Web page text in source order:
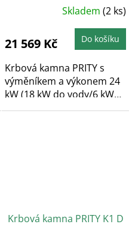
Skladem (2 ks)
21 569 Kč Do košíku
Krbová kamna PRITY s
výměníkem a výkonem 24
kW (18 kW do vody/6 kW
do vzduchu). S...
Krbová kamna PRITY K1 D